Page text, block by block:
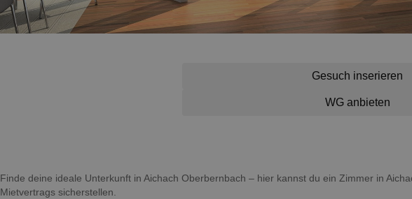
Gesuch inserieren
WG anbieten
Finde deine ideale Unterkunft in Aichach Oberbernbach – hier kannst du ein Zimmer in
Mietvertrags sicherstellen.